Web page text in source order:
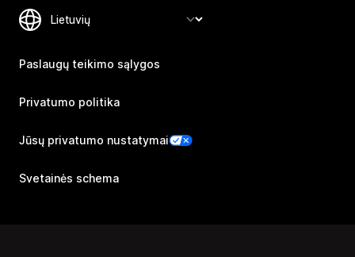
Paslaugų teikimo sąlygos
Privatumo politika
Jūsų privatumo nustatymai
Svetainės schema